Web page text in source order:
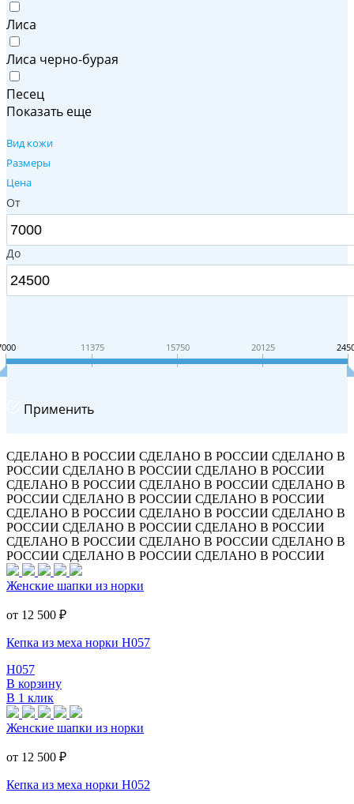
Лиса
Лиса черно-бурая
Песец
Показать еще
Вид кожи
Размеры
Цена
От
До
11375 15750 20125
Применить
СДЕЛАНО В РОССИИ СДЕЛАНО В РОССИИ СДЕЛАНО В
РОССИИ СДЕЛАНО В РОССИИ СДЕЛАНО В РОССИИ
СДЕЛАНО В РОССИИ СДЕЛАНО В РОССИИ СДЕЛАНО В
РОССИИ СДЕЛАНО В РОССИИ СДЕЛАНО В РОССИИ
СДЕЛАНО В РОССИИ СДЕЛАНО В РОССИИ СДЕЛАНО В
РОССИИ СДЕЛАНО В РОССИИ СДЕЛАНО В РОССИИ
СДЕЛАНО В РОССИИ СДЕЛАНО В РОССИИ СДЕЛАНО В
РОССИИ СДЕЛАНО В РОССИИ СДЕЛАНО В РОССИИ
Женские шапки из норки
от 12 500 ₽
Кепка из меха норки Н057
Н057
В корзину
В 1 клик
Женские шапки из норки
от 12 500 ₽
Кепка из меха норки Н052